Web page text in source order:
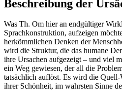
Beschreibung der
Was Th. Om hier an endgültiger
Sprachkonstruktion, aufzeigen
herkömmlichen Denken der
wird die Struktur, die das humane
ihre Ursachen aufgezeigt – und viel
ein Weg gewiesen, der all die
tatsächlich auflöst. Es wird die
ihrer Schönheit, im wahrsten Sinne